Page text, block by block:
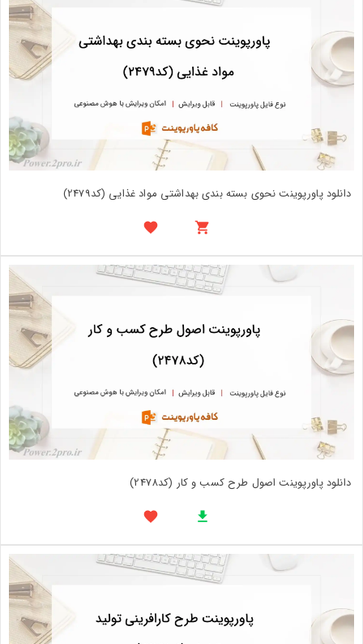
دانلود پاورپوینت نحوی بسته بندی بهداشتی مواد غذایی (کد2479)
دانلود پاورپوینت اصول طرح کسب و کار (کد2478)